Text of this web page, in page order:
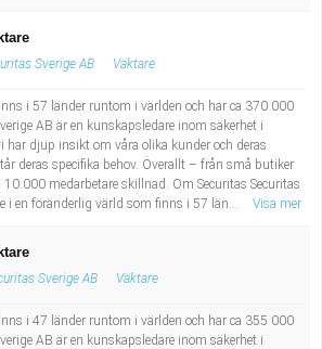
Sverige AB Väktare
i 57 länder runtom i världen och har ca 370 000
AB är en kunskapsledare inom säkerhet i
har djup insikt om våra olika kunder och deras
deras specifika behov. Överallt – från små butiker
medarbetare skillnad. Om Securitas Securitas
i en föränderlig värld som finns i 57 län...
Visa mer
Sverige AB Väktare
i 47 länder runtom i världen och har ca 355 000
AB är en kunskapsledare inom säkerhet i